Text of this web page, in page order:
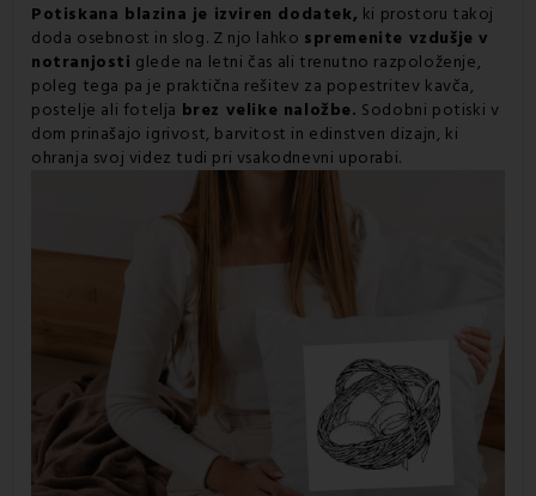
Potiskana blazina je izviren dodatek, ki prostoru takoj
doda osebnost in slog. Z njo lahko spremenite vzdušje v
notranjosti glede na letni čas ali trenutno razpoloženje,
poleg tega pa je praktična rešitev za popestritev kavča,
postelje ali fotelja brez velike naložbe. Sodobni potiski v
dom prinašajo igrivost, barvitost in edinstven dizajn, ki
ohranja svoj videz tudi pri vsakodnevni uporabi.